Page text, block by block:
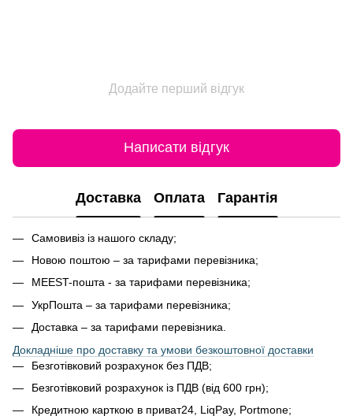
Додайте перший відгук
Написати відгук
Доставка Оплата Гарантія
Самовивіз із нашого складу;
Новою поштою – за тарифами перевізника;
MEEST-пошта - за тарифами перевізника;
УкрПошта – за тарифами перевізника;
Доставка – за тарифами перевізника.
Докладніше про доставку та умови безкоштовної доставки
Безготівковий розрахунок без ПДВ;
Безготівковий розрахунок із ПДВ (від 600 грн);
Кредитною карткою в приват24, LiqPay, Portmone;